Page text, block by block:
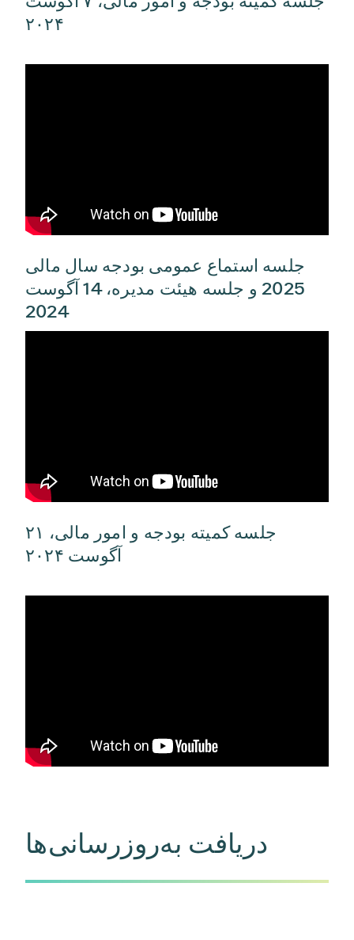
سنا، مصوب ۸۷ قانون اساسی تگزاس، موارد
استفاده به پروژه‌هایی برای رفع بحران مواد۲۰۲۴
جلسه استماع عمومی بودجه سال مالی
2025 و جلسه هیئت مدیره، 14 آگوست
2024
جلسه کمیته بودجه و امور مالی، ۲۱
آگوست ۲۰۲۴
دریافت به‌روزرسانی‌ها